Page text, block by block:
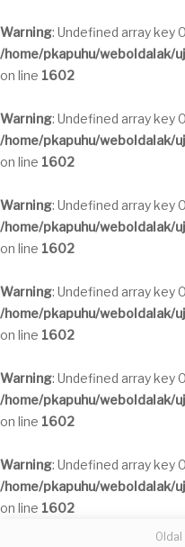
Warning: Undefined array key
/home/pkapuhu/weboldalak/
on line 1602
Warning: Undefined array key
/home/pkapuhu/weboldalak/
on line 1602
Warning: Undefined array key
/home/pkapuhu/weboldalak/
on line 1602
Warning: Undefined array key
/home/pkapuhu/weboldalak/
on line 1602
Warning: Undefined array key
/home/pkapuhu/weboldalak/
on line 1602
Warning: Undefined array key
/home/pkapuhu/weboldalak/
on line 1602